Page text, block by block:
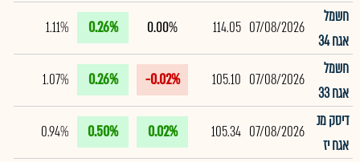
חשמל
אגח 34
07/08/2026
114.05
0.00%
0.26%
1.11%
חשמל
אגח 33
07/08/2026
105.10
-0.02%
0.26%
1.07%
דיסק מנ
אגח יז
07/08/2026
105.34
0.02%
0.50%
0.94%